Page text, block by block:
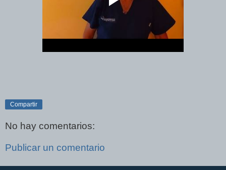
Compartir
No hay comentarios:
Publicar un comentario